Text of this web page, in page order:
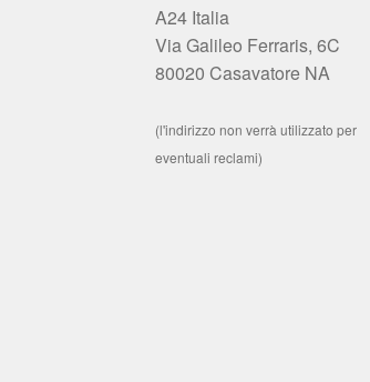
A24 Italia
Via Galileo Ferraris, 6C
80020 Casavatore NA
(l'indirizzo non verrà utilizzato per
eventuali reclami)